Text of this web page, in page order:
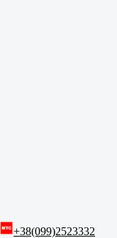
+38(099)2523332